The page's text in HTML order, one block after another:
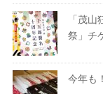
「茂
祭」チ
今年も